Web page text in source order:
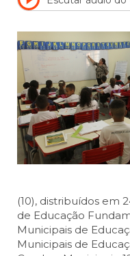
(10), distribuídos em
de Educação
Municipais de
Municipais de